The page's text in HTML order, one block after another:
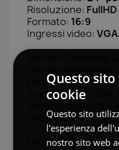
Risoluzione:
Formato: 16:9
Ingressi video:
risoluzione FullHD
Ingressi video VGA,
con possibilita' di
Fornito di cavo di
Questo
cookie
Questo sito
l'esperienza
nostro sito web